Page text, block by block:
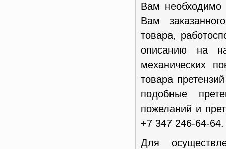
Вам
Вам
товара,
описанию на
механических
товара
подобные
пожеланий и
+7 347 246-64-64.
Для